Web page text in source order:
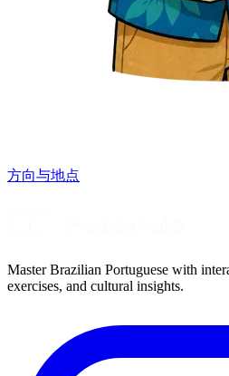
方向与地点
Master Brazilian Portuguese with
exercises, and cultural insights.